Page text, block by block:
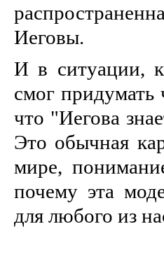
Иеговы.
И в ситуации,
смог придумать
что "Иегова
Это обычная
мире,
почему эта
для любого из